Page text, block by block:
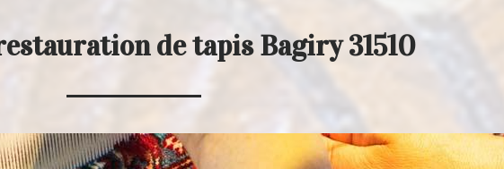
de tapis Bagiry 31510